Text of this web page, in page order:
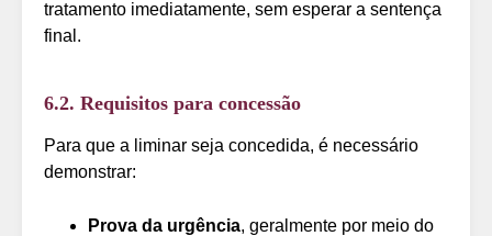
tratamento imediatamente, sem esperar a sentença
final.
6.2. Requisitos para concessão
Para que a liminar seja concedida, é necessário
demonstrar:
Prova da urgência, geralmente por meio do